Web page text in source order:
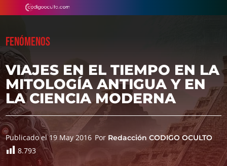
FENÓMENOS
VIAJES EN EL TIEMPO EN LA
MITOLOGÍA ANTIGUA Y EN
LA CIENCIA MODERNA
Publicado el 19 May 2016 Por Redacción CODIGO OCULTO
8.793